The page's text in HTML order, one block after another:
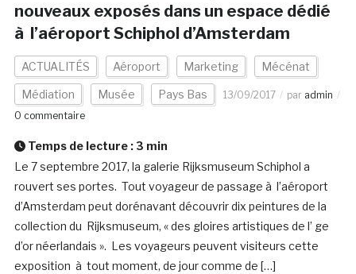
nouveaux exposés dans un espace dédié
à l’aéroport Schiphol d’Amsterdam
ACTUALITÉS Aéroport Marketing Mécénat
Médiation Musée Pays Bas 13/09/2017 par admin
0 commentaire
Temps de lecture : 3 min
Le 7 septembre 2017, la galerie Rijksmuseum Schiphol a
rouvert ses portes. Tout voyageur de passage à l’aéroport
d’Amsterdam peut dorénavant découvrir dix peintures de la
collection du Rijksmuseum, « des gloires artistiques de l’ ge
d’or néerlandais ». Les voyageurs peuvent visiteurs cette
exposition à tout moment, de jour comme de […]